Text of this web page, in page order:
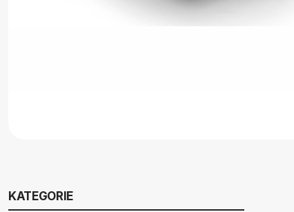
KATEGORIE